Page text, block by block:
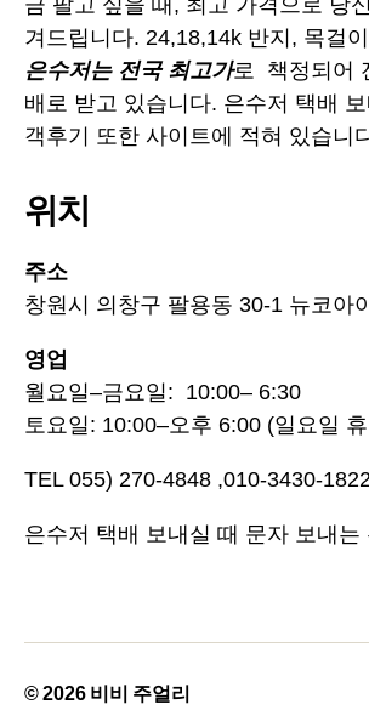
금 팔고 싶을 때, 최고 가격으로 당
겨드립니다. 24,18,14k 반지, 목걸
은수저는 전국 최고가로 책정되어
배로 받고 있습니다. 은수저 택배
객후기 또한 사이트에 적혀 있습니
위치
주소
창원시 의창구 팔용동 30-1 뉴코아
영업
월요일–금요일: 10:00– 6:30
토요일: 10:00–오후 6:00 (일요일
TEL 055) 270-4848 ,010-3430-
은수저 택배 보내실 때 문자 보내는
© 2026 비비 주얼리